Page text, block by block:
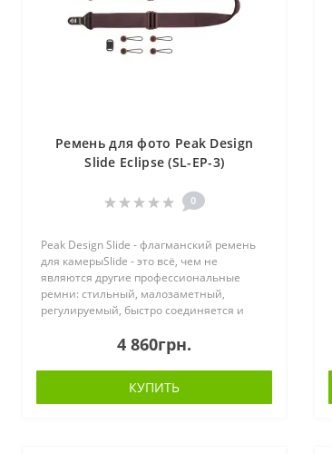
Ремень для фото Peak Design
Slide Eclipse (SL-EP-3)
0
Peak Design Slide - флагманский ремень
для камерыSlide - это всё, чем не
являются другие профессиональные
ремни: стильный, малозаметный,
регулируемый, быстро соединяется и
Его можно носить как слинг, на шее или
4 860грн.
КУПИТЬ